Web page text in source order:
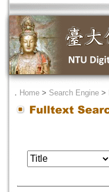
． Home > Search Engine >